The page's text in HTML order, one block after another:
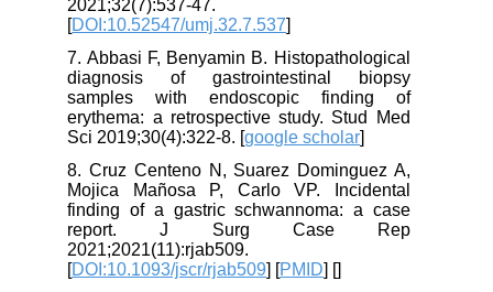
2021;32(7):537-47.
[DOI:10.52547/umj.32.7.537
7. Abbasi F, Benyamin B. Histopathological
diagnosis of gastrointestinal biopsy
samples with endoscopic finding of
erythema: a retrospective study. Stud Med
Sci 2019;30(4):322-8. [google scholar
8. Cruz Centeno N, Suarez Dominguez A,
Mojica Mañosa P, Carlo VP. Incidental
finding of a gastric schwannoma: a case
report. J Surg Case Rep
2021;2021(11):rjab509.
[DOI:10.1093/jscr/rjab509] [PMID] [